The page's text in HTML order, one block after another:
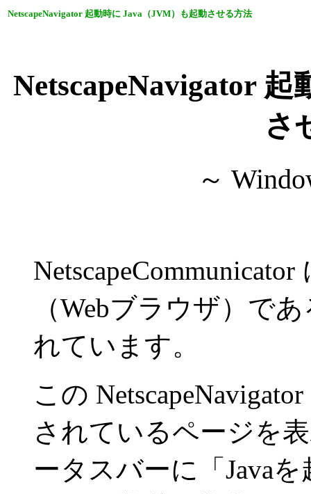
NetscapeNavigator 起動時に Java（JVM）も起動させる方法
NetscapeNavigator
さ
～
（Webブラウザ）で
れています。
この
されているページを
ータスバーに「Java